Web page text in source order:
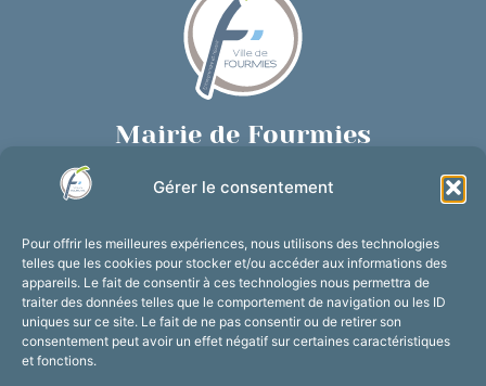
Gérer le consentement
Pour offrir les meilleures expériences, nous utilisons des technologies
telles que les cookies pour stocker et/ou accéder aux informations des
appareils. Le fait de consentir à ces technologies nous permettra de
traiter des données telles que le comportement de navigation ou les ID
uniques sur ce site. Le fait de ne pas consentir ou de retirer son
consentement peut avoir un effet négatif sur certaines caractéristiques
et fonctions.
Mairie de Fourmies
03 27 59 69 79
Horaires d’ouverture
Du lundi au vendredi :
de 8h30 à 12h et de 13h30 à 17h30
Suivez-nous !